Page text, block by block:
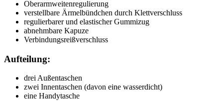
Oberarmweitenregulierung
verstellbare Ärmelbündchen durch Klettverschluss
regulierbarer und elastischer Gummizug
abnehmbare Kapuze
Verbindungsreißverschluss
Aufteilung:
drei Außentaschen
zwei Innentaschen (davon eine wasserdicht)
eine Handytasche